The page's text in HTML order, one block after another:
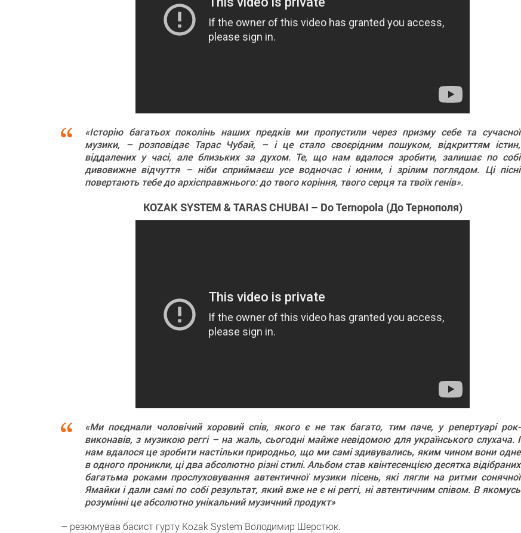
«Історію багатьох поколінь наших предків ми пропустили через призму себе та сучасної
музики, – розповідає Тарас Чубай, – і це стало своєрідним пошуком, відкриттям істин,
віддалених у часі, але близьких за духом. Те, що нам вдалося зробити, залишає по собі
дивовижне відчуття – ніби сприймаєш усе водночас і юним, і зрілим поглядом. Ці пісні
повертають тебе до архісправжнього: до твого коріння, твого серця та твоїх генів».
KOZAK SYSTEM & TARAS CHUBAI – Do Ternopola (До Тернополя)
«Ми поєднали чоловічий хоровий спів, якого є не так багато, тим паче, у репертуарі рок-
виконавів, з музикою реггі – на жаль, сьогодні майже невідомою для українського слухача. І
нам вдалося це зробити настільки природньо, що ми самі здивувались, яким чином вони одне
в одного проникли, ці два абсолютно різні стилі. Альбом став квінтесенцією десятка відібраних
багатьма роками прослуховування автентичної музики пісень, які лягли на ритми сонячної
Ямайки і дали самі по собі результат, який вже не є ні реггі, ні автентичним співом. В якомусь
розумінні це абсолютно унікальний музичний продукт»
– резюмував басист гурту Kozak System Володимир Шерстюк.